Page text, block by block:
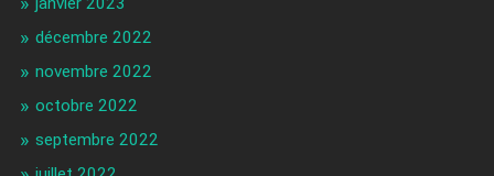
décembre 2022
novembre 2022
octobre 2022
septembre 2022